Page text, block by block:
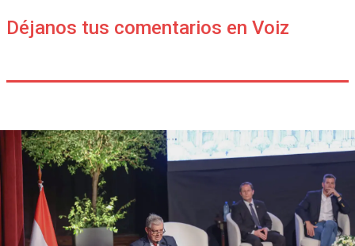
Déjanos tus comentarios en Voiz